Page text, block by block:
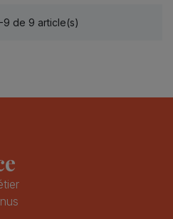
9 de 9 article(s)